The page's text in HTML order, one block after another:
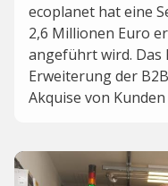
ecoplanet hat eine
2,6 Millionen Euro
angeführt wird. Das
Erweiterung der
Akquise von